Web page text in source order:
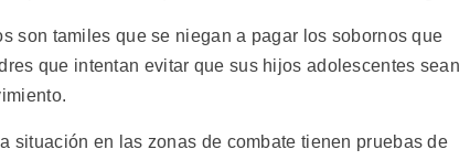
son tamiles que se niegan a pagar los sobornos que
que intentan evitar que sus hijos adolescentes sean
situación en las zonas de combate tienen pruebas de